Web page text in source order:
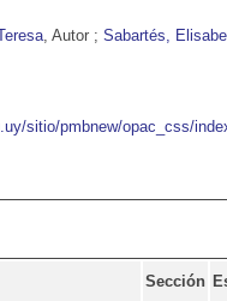
, Autor ; Sabartés,
sitio/pmbnew/opac_css/
Sección